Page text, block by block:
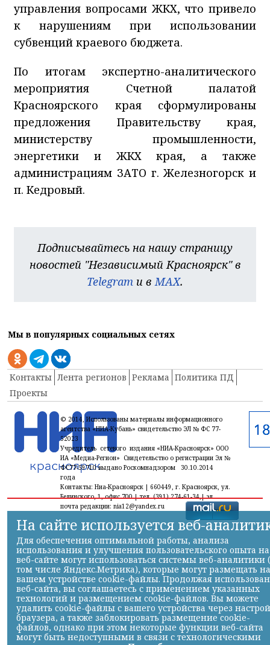
управления вопросами ЖКХ, что привело
к нарушениям при использовании
субвенций краевого бюджета.
По итогам экспертно-аналитического
мероприятия Счетной палатой
Красноярского края сформулированы
предложения Правительству края,
министерству промышленности,
энергетики и ЖКХ края, а также
администрациям ЗАТО г. Железногорск и
п. Кедровый.
Подписывайтесь на нашу страницу
новостей "Независимый Красноярск" в
Telegram и в MAX.
Мы в популярных социальных сетях
Контакты Лента регионов Реклама Политика ПД
Проекты
© 2014, Использованы материалы информационного
агентства «НИА-Кубань» свидетельство ЭЛ № ФС 77-
52023
Учредитель сетевого издания «НИА-Красноярск» ООО
ИА «Медиа-Регион» Свидетельство о регистрации Эл №
ФС77-59710 выдано Роскомнадзором 30.10.2014
года
Контакты: Ниа-Красноярск | 660449, г. Красноярск, ул.
Белинского, 1, офис 700 | тел. (391) 274-61-34,| эл.
почта редакции: nia12@yandex.ru
На сайте используется веб-
Для обеспечения оптимальной работы, анализа
использования и улучшения пользовательского опыта на
веб-сайте могут использоваться системы веб-аналитики
том числе Яндекс.Метрика), которые могут размещать на
вашем устройстве cookie-файлы. Продолжая
веб-сайта, вы соглашаетесь с применением указанных
технологий и размещением cookie-файлов. Вы можете
удалить cookie-файлы с вашего устройства через
браузера, а также заблокировать размещение cookie-
файлов, однако при этом некоторые функции веб-сайта
могут быть недоступными в связи с технологическими